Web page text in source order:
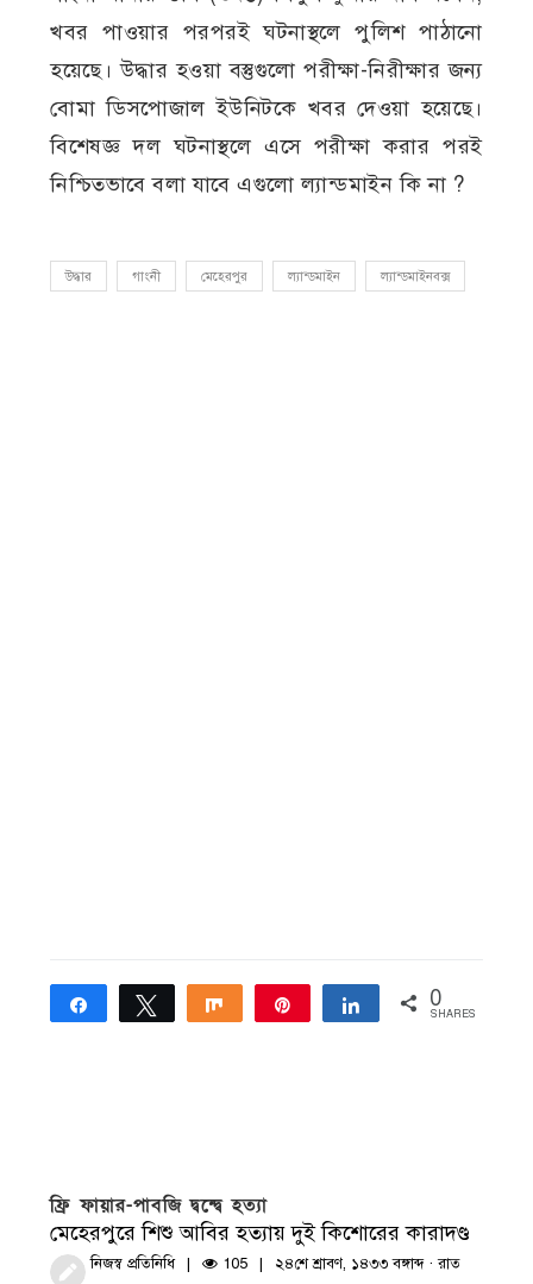
খবর পাওয়ার পরপরই ঘটনাস্থলে পুলিশ পাঠানো
হয়েছে। উদ্ধার হওয়া বস্তুগুলো পরীক্ষা-নিরীক্ষার জন্য
বোমা ডিসপোজাল ইউনিটকে খবর দেওয়া হয়েছে।
বিশেষজ্ঞ দল ঘটনাস্থলে এসে পরীক্ষা করার পরই
নিশ্চিতভাবে বলা যাবে এগুলো ল্যান্ডমাইন কি না ?
উদ্ধার গাংনী মেহেরপুর ল্যান্ডমাইন ল্যান্ডমাইনবক্স
Share Tweet Share Share 0
SHARES
ফ্রি ফায়ার-পাবজি দ্বন্দ্বে হত্যা
মেহেরপুরে শিশু আবির হত্যায় দুই কিশোরের কারাদণ্ড
নিজস্ব প্রতিনিধি 105 ২৪শে শ্রাবণ, ১৪৩৩ বঙ্গাব্দ · রাত